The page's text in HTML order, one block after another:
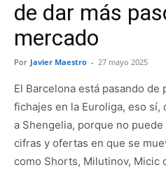
de dar más
mercado
Por Javier Maestro - 27 mayo 2025
El Barcelona está pasando
fichajes en la Euroliga, eso
a Shengelia, porque no
cifras y ofertas en que se
como Shorts, Milutinov, Micic